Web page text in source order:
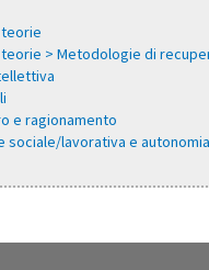
> Metodologie di
e ragionamento
sociale/lavorativa e